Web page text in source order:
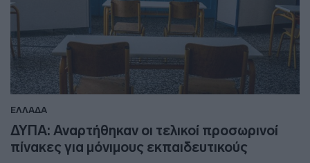
ΕΛΛΑΔΑ
ΔΥΠΑ: Αναρτήθηκαν οι τελικοί προσωρινοί
πίνακες για μόνιμους εκπαιδευτικούς